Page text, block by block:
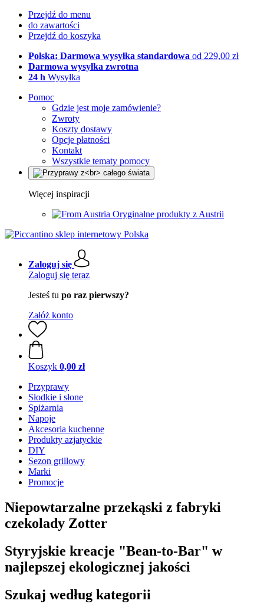
Przejdź do menu
do zawartości
Przejdź do koszyka
Polska: Darmowa wysyłka standardowa od 229,00 zł
Darmowa wysyłka zwrotna
24 h Wysyłka
Pomoc
Gdzie jest moje zamówienie?
Zwroty
Koszty dostawy
Opcje płatności
Kontakt
Wszystkie tematy pomocy
Więcej inspiracji
Oryginalne produkty z Austrii
Zaloguj się
Zaloguj się teraz
Jesteś tu po raz pierwszy?
Załóż konto
Koszyk 0,00 zł
Przyprawy
Słodkie i słone
Spiżarnia
Napoje
Akcesoria kuchenne
Produkty azjatyckie
DIY
Sezon grillowy
Marki
Promocje
Niepowtarzalne przekąski z fabryki
czekolady Zotter
Styryjskie kreacje "Bean-to-Bar" w
najlepszej ekologicznej jakości
Szukaj według kategorii